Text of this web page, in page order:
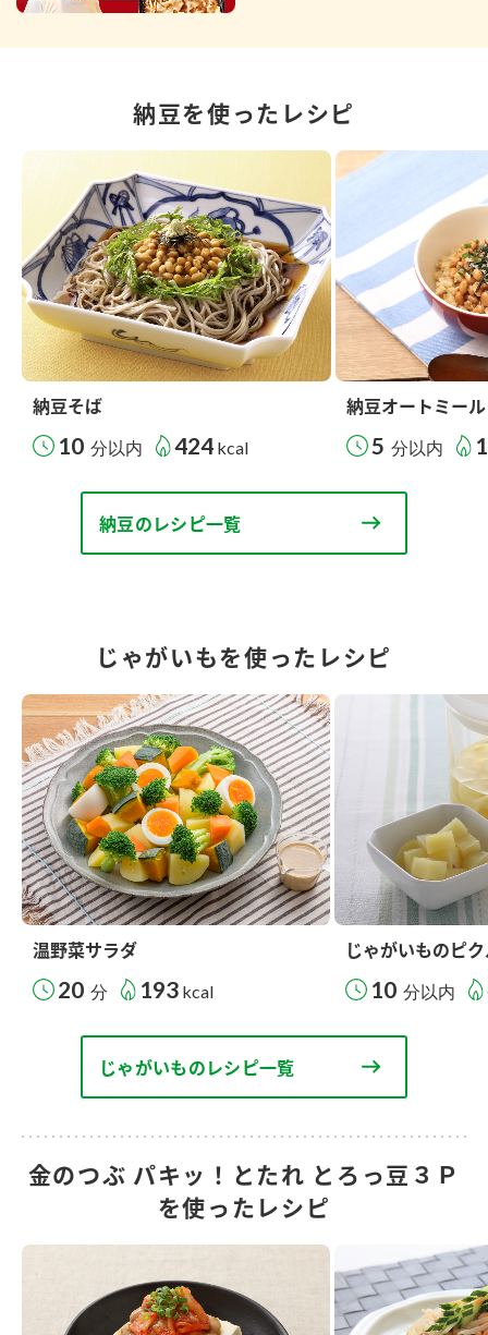
納豆を使ったレシピ
納豆そば
10 分以内 424 kcal
納豆オートミール
5 分以内
納豆のレシピ一覧
じゃがいもを使ったレシピ
温野菜サラダ
20 分 193 kcal
じゃがいものピ
10 分以内
じゃがいものレシピ一覧
金のつぶ パキッ！とたれ とろっ豆３Ｐ
を使ったレシピ